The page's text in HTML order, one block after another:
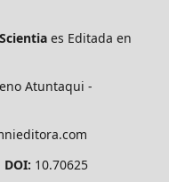
es Editada en
Atuntaqui -
10.70625